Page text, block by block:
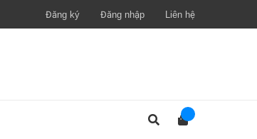
Đăng ký Đăng nhập Liên hệ